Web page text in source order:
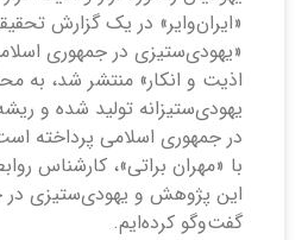
«ایران‌وایر» در یک گزارش
اذیت و انکار» منتشر شد، به
یهودی‌ستیزانه‌ تولید شده و
در جمهوری اسلامی پرداخته
با «مهران براتی»، کارشناس
این پژوهش و یهودی‌ستیزی در
گفت‌وگو کرده‌ایم.